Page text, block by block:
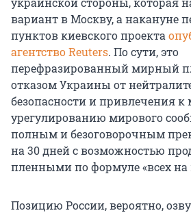
вариант в Москву, а накануне
пунктов киевского проекта
агентство Reuters. По сути, это
перефразированный мирный
отказом Украины от
безопасности и привлечения
урегулированию мирового
полным и безоговорочным
на 30 дней с возможностью
пленными по формуле «всех на
Позицию России, вероятно,